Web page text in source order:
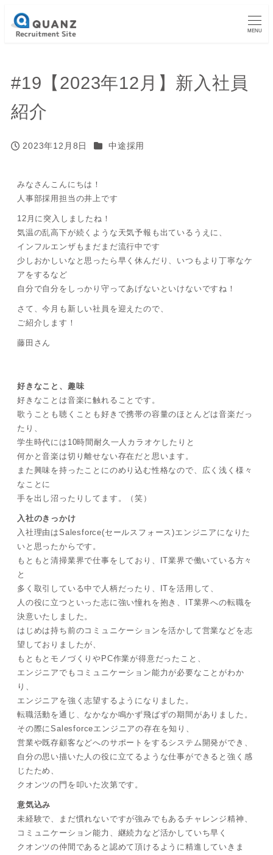
MENU
#19【2023年12月】新入社員
紹介
投稿日
2023年12月8日 カテゴリー
中途採用
みなさんこんにちは！
人事部採用担当の井上です
12月に突入しましたね！
気温の乱高下が続くような天気予報も出ているうえに、
インフルエンザもまだまだ流行中です
少しおかしいなと思ったら早く休んだり、いつもより丁寧なケ
アをするなど
自分で自分をしっかり守ってあげないといけないですね！
さて、今月も新しい社員を迎えたので、
ご紹介します！
藤田さん
好きなこと、趣味
好きなことは音楽に触れることです。
歌うことも聴くことも好きで携帯の容量のほとんどは音楽だっ
たり、
学生時代には10時間耐久一人カラオケしたりと
何かと音楽は切り離せない存在だと思います。
また興味を持ったことにのめり込む性格なので、広く浅く様々
なことに
手を出し沼ったりしてます。（笑）
入社のきっかけ
入社理由はSalesforce(セールスフォース)エンジニアになりた
いと思ったからです。
もともと清掃業界で仕事をしており、IT業界で働いている方々
と
多く取引している中で人柄だったり、ITを活用して、
人の役に立つといった志に強い憧れを抱き、IT業界への転職を
決意いたしました。
はじめは持ち前のコミュニケーションを活かして営業などを志
望しておりましたが、
もともとモノづくりやPC作業が得意だったこと、
エンジニアでもコミュニケーション能力が必要なことがわか
り、
エンジニアを強く志望するようになりました。
転職活動を通じ、なかなか鳴かず飛ばずの期間がありました。
その際にSalesforceエンジニアの存在を知り、
営業や既存顧客などへのサポートをするシステム開発ができ、
自分の思い描いた人の役に立てるような仕事ができると強く感
じたため、
クオンツの門を叩いた次第です。
意気込み
未経験で、まだ慣れないですが強みでもあるチャレンジ精神、
コミュニケーション能力、継続力など活かしていち早く
クオンツの仲間であると認めて頂けるように精進していきま